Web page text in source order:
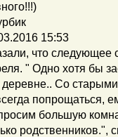
15:53
что следующее
" Одно хотя бы
деревне.. Со
попрощаться,
большую
родственников.",